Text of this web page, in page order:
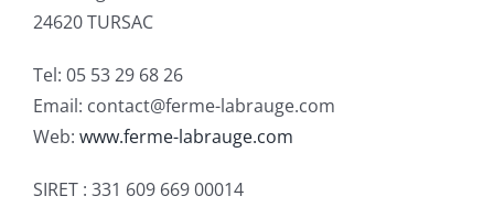
24620 TURSAC
Tel: 05 53 29 68 26
Email: contact@ferme-labrauge.com
Web: www.ferme-labrauge.com
SIRET : 331 609 669 00014